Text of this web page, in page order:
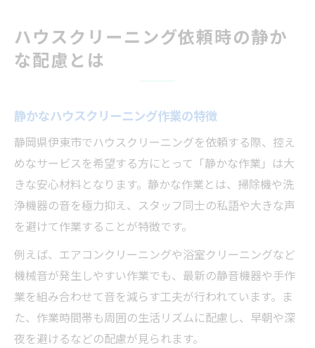
ハウスクリーニング依頼時の静か
な配慮とは
静かなハウスクリーニング作業の特徴
静岡県伊東市でハウスクリーニングを依頼する際、控え
めなサービスを希望する方にとって「静かな作業」は大
きな安心材料となります。静かな作業とは、掃除機や洗
浄機器の音を極力抑え、スタッフ同士の私語や大きな声
を避けて作業することが特徴です。
例えば、エアコンクリーニングや浴室クリーニングなど
機械音が発生しやすい作業でも、最新の静音機器や手作
業を組み合わせて音を減らす工夫が行われています。ま
た、作業時間帯も周囲の生活リズムに配慮し、早朝や深
夜を避けるなどの配慮が見られます。